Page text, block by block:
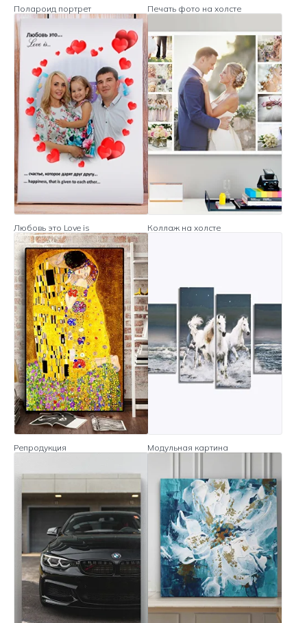
Полароид портрет Печать фото на холсте
Любовь это Love is Коллаж на холсте
Репродукция Модульная картина